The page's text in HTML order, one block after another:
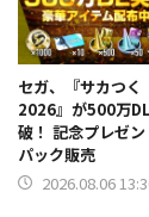
セガ、『サカつく
2026』が500万
破！ 記念プレゼント＆
パック販売
2026.08.06